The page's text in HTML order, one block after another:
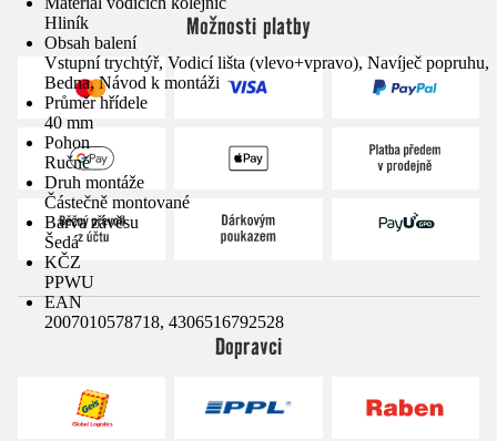
Hliník
Obsah balení
Vstupní trychtýř, Vodicí lišta (vlevo+vpravo), Navíječ popruhu,
Bedna, Návod k montáži
Průměr hřídele
40 mm
Pohon
Ručně
Druh montáže
Částečně montované
Barva závěsu
Šedá
KČZ
PPWU
EAN
2007010578718, 4306516792528
Možnosti platby
Dopravci